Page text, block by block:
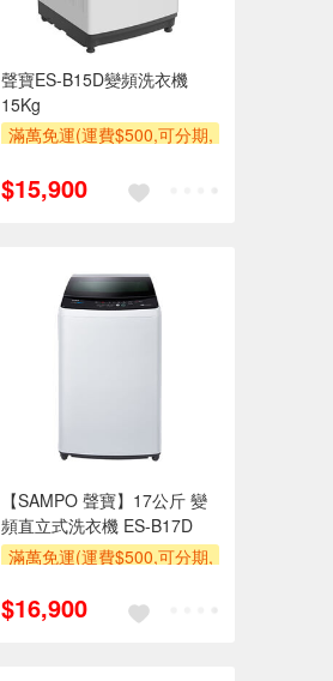
聲寶ES-B15D變頻洗衣機
15Kg
滿萬免運(運費$500,可分期,
萬元及使用6期以上分期0利
$15,900
【SAMPO 聲寶】17公斤 變
頻直立式洗衣機 ES-B17D
滿萬免運(運費$500,可分期,
萬元及使用6期以上分期0利
$16,900